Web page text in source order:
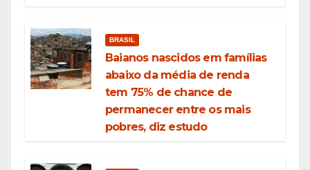
BRASIL
Baianos nascidos em famílias
abaixo da média de renda
tem 75% de chance de
permanecer entre os mais
pobres, diz estudo